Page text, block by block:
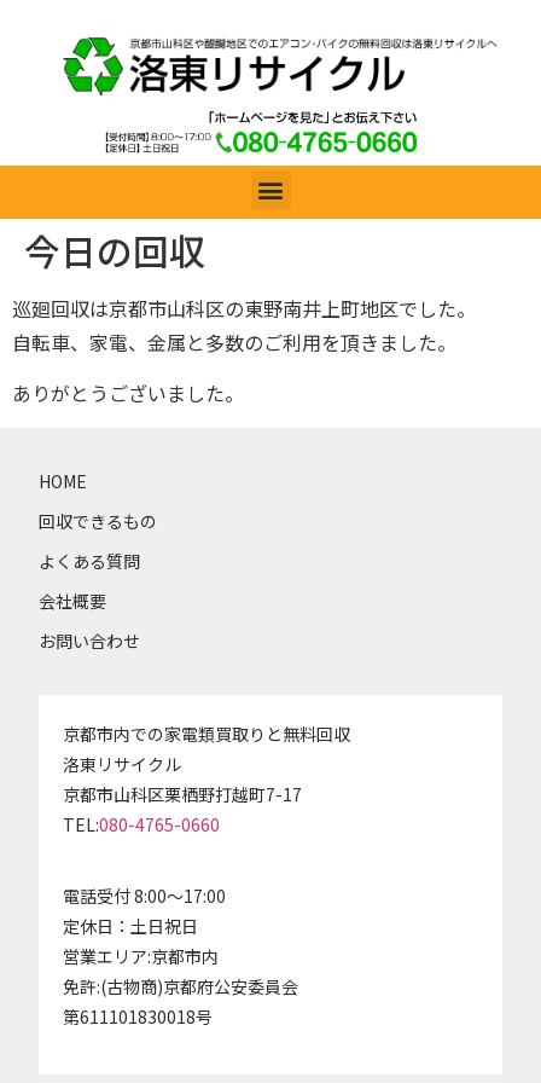
今日の回収
巡廻回収は京都市山科区の東野南井上町地区でした。
自転車、家電、金属と多数のご利用を頂きました。
ありがとうございました。
HOME
回収できるもの
よくある質問
会社概要
お問い合わせ
京都市内での家電類買取りと無料回収
洛東リサイクル
京都市山科区栗栖野打越町7-17
TEL:080-4765-0660
電話受付 8:00～17:00
定休日：土日祝日
営業エリア:京都市内
免許:(古物商)京都府公安委員会
第611101830018号